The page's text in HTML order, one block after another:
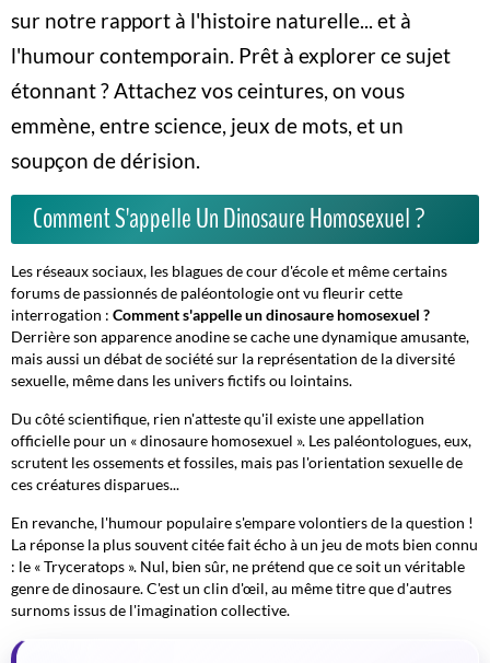
sur notre rapport à l'histoire naturelle... et à
l'humour contemporain. Prêt à explorer ce sujet
étonnant ? Attachez vos ceintures, on vous
emmène, entre science, jeux de mots, et un
soupçon de dérision.
Comment S'appelle Un Dinosaure Homosexuel ?
Les réseaux sociaux, les blagues de cour d'école et même certains
forums de passionnés de paléontologie ont vu fleurir cette
interrogation : Comment s'appelle un dinosaure homosexuel ?
Derrière son apparence anodine se cache une dynamique amusante,
mais aussi un débat de société sur la représentation de la diversité
sexuelle, même dans les univers fictifs ou lointains.
Du côté scientifique, rien n'atteste qu'il existe une appellation
officielle pour un « dinosaure homosexuel ». Les paléontologues, eux,
scrutent les ossements et fossiles, mais pas l'orientation sexuelle de
ces créatures disparues...
En revanche, l'humour populaire s'empare volontiers de la question !
La réponse la plus souvent citée fait écho à un jeu de mots bien connu
: le « Tryceratops ». Nul, bien sûr, ne prétend que ce soit un véritable
genre de dinosaure. C'est un clin d'œil, au même titre que d'autres
surnoms issus de l'imagination collective.